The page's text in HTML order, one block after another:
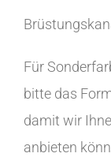
Für
bitte das
damit wir
anbieten